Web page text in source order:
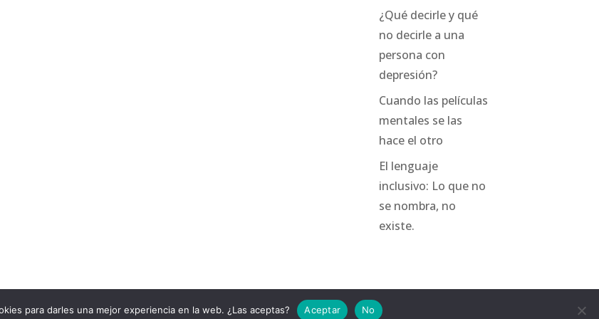
¿Qué decirle y qué
no decirle a una
persona con
depresión?
Cuando las películas
mentales se las
hace el otro
El lenguaje
inclusivo: Lo que no
se nombra, no
existe.
para darles una mejor experiencia en la web. ¿Las aceptas? Aceptar No